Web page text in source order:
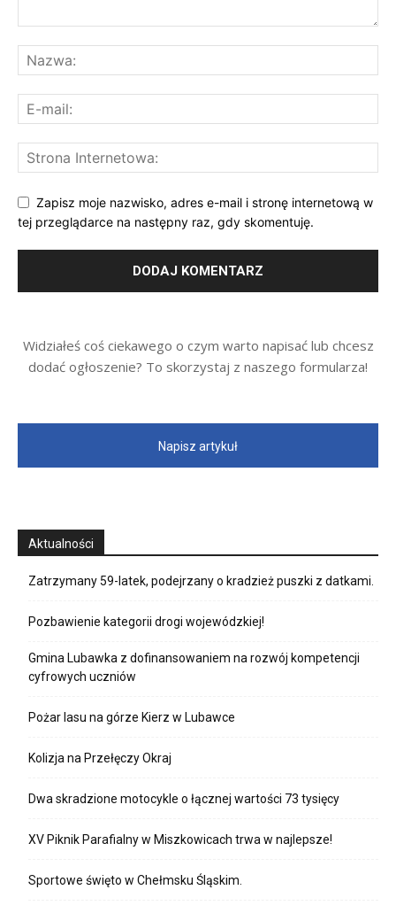
Zapisz moje nazwisko, adres e-mail i stronę internetową w
tej przeglądarce na następny raz, gdy skomentuję.
Widziałeś coś ciekawego o czym warto napisać lub chcesz
dodać ogłoszenie? To skorzystaj z naszego formularza!
Napisz artykuł
Aktualności
Zatrzymany 59-latek, podejrzany o kradzież puszki z datkami.
Pozbawienie kategorii drogi wojewódzkiej!
Gmina Lubawka z dofinansowaniem na rozwój kompetencji
cyfrowych uczniów
Pożar lasu na górze Kierz w Lubawce
Kolizja na Przełęczy Okraj
Dwa skradzione motocykle o łącznej wartości 73 tysięcy
XV Piknik Parafialny w Miszkowicach trwa w najlepsze!
Sportowe święto w Chełmsku Śląskim.